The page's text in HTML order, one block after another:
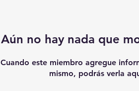
Aún no hay nada que
Cuando este miembro agregue
mismo, podrás verla